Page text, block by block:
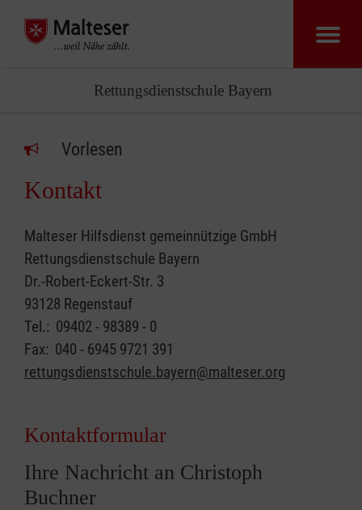
Rettungsdienstschule Bayern
Vorlesen
Kontakt
Malteser Hilfsdienst gemeinnützige GmbH
Rettungsdienstschule Bayern
Dr.-Robert-Eckert-Str. 3
93128 Regenstauf
Tel.: 09402 - 98389 - 0
Fax: 040 - 6945 9721 391
rettungsdienstschule.bayern@malteser.org
Kontaktformular
Ihre Nachricht an Christoph
Buchner